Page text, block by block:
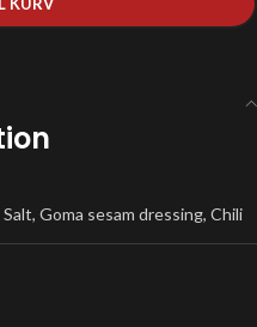
Salt, Goma sesam dressing, Chili